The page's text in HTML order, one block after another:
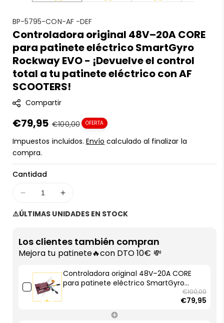
S
K
U
:
BP-5795-CON-AF -DEF
Controladora original 48V–20A CORE
para patinete eléctrico SmartGyro
Rockway EVO - ¡Devuelve el control
total a tu patinete eléctrico con AF
SCOOTERS!
Compartir
Precio
en
oferta
€79,95 Precio
regular
€100,00 OFERTA
Impuestos incluidos.Envío calculado al finalizar la
compra.
Cantidad
Disminuir
cantidad
para
original
48V–
20A
CORE
para
patinete
eléctrico
Aumentar
para
original
48V–
CORE
para
⚠️ÚLTIMAS UNIDADES EN STOCK
Los clientes también compran
Mejora tu patinete🔥con DTO 10€ 💸
Controladora original 48V–20A CORE
para patinete eléctrico SmartGyro
Rockway EVO - ¡Devuelve el control total
€100,00
€79,95